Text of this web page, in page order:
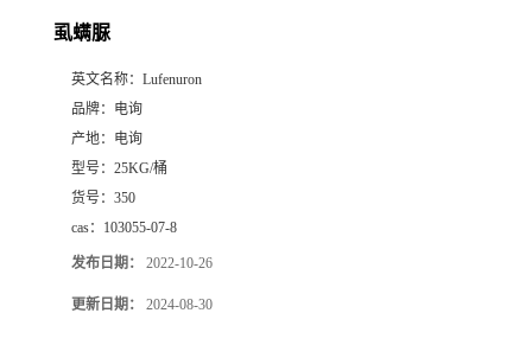
虱螨脲
英文名称： Lufenuron
品牌： 电询
产地： 电询
型号： 25KG/桶
货号： 350
cas： 103055-07-8
发布日期： 2022-10-26
更新日期： 2024-08-30